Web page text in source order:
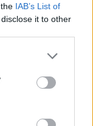
IAB’s List of
it to other
or more Google
You may click to
party tags to
in below Google